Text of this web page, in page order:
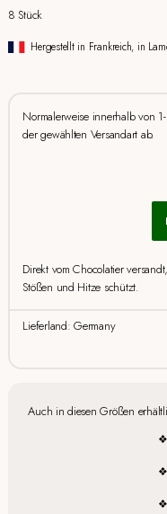
8 Stück
Hergestellt in Frankreich, in
Normalerweise innerhalb von
der gewählten Versandart ab.
Direkt vom Chocolatier
Stößen und Hitze schützt.
Lieferland: Germany
Auch in diesen Größen